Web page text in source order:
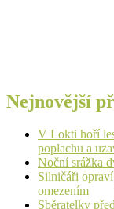
Nejnovější
V Lokti hoří
poplachu a
Noční srážka
Silničáři
omezením
Sběratelky